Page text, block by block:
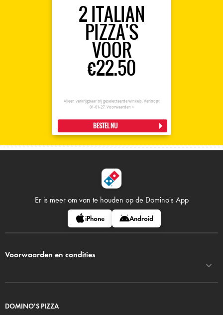
2 ITALIAN
PIZZA'S
VOOR
€22.50
Alleen verkrijgbaar bij geselecteerde winkels. Verloopt
01-01-27. Voorwaarden >
BESTEL NU
Er is meer om van te houden op de Domino's App
iPhone Android
Voorwaarden en condities
DOMINO'S PIZZA